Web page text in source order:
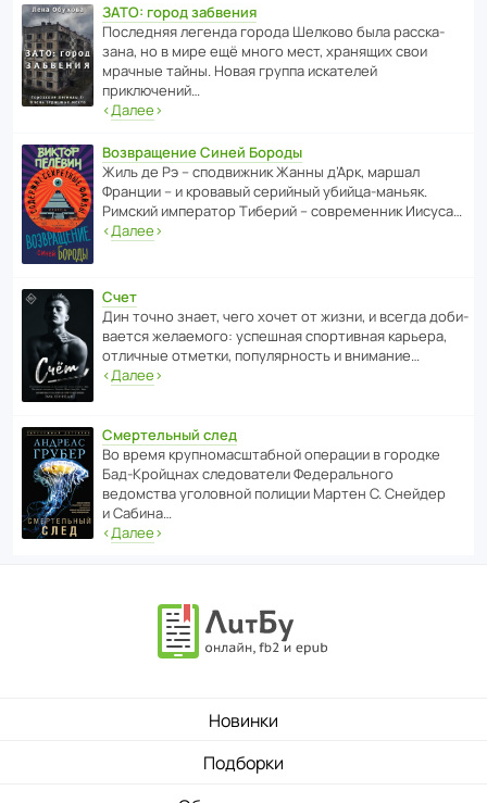
ЗАТО: город забвения
После­дняя легенда города Шелково была расска­
зана, но в мире ещё много мест, хранящих свои
мрачные тайны. Новая группа иска­телей
приключений…
‹Далее›
Возвращение Синей Бороды
Жиль де Рэ – спод­ви­жник Жанны д’Арк, маршал
Франции – и кровавый серийный убийца-маньяк.
Римский импе­ратор Тиберий – совре­менник Иисуса…
‹Далее›
Счет
Дин точно знает, чего хочет от жизни, и всегда доби­
ва­ется жела­е­мого: успе­шная спор­ти­вная карьера,
отли­чные отметки, попу­ля­р­ность и внимание…
‹Далее›
Смертельный след
Во время круп­но­мас­ш­та­бной операции в городке
Бад‑Крой­цнах следо­ва­тели Феде­раль­ного
ведомства уголо­вной полиции Мартен С. Снейдер
и Сабина…
‹Далее›
Новинки
Подборки